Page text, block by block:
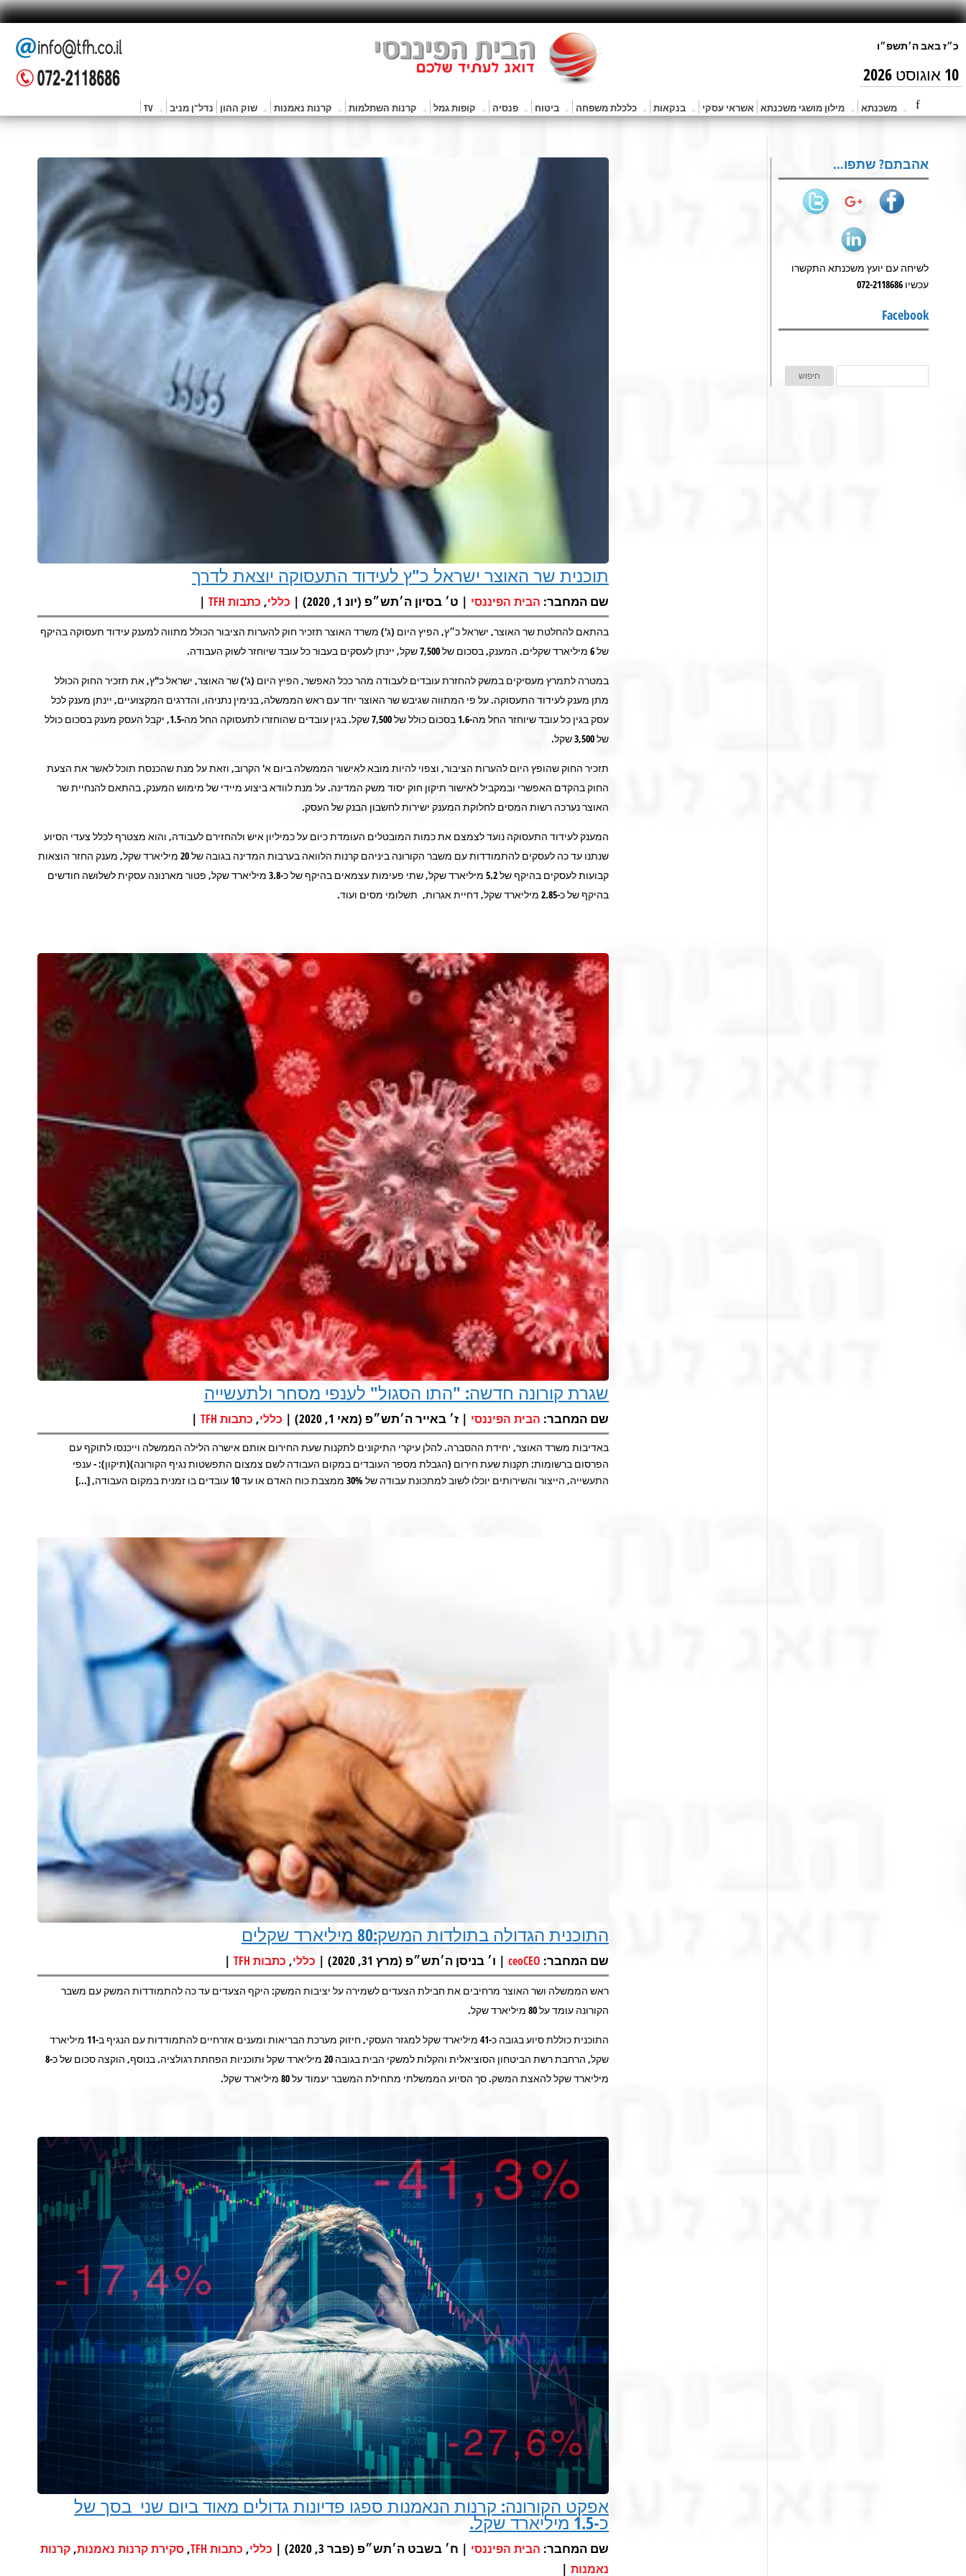
10 אוגוסט 2026
משכנתא מילון מושגי משכנתא אשראי עסקי בנקאות כלכלת משפחה ביטוח פנסיה קופות גמל קרנות השתלמות קרנות נאמנות שוק ההון נדל"ן מניב TV
תוכנית שר האוצר ישראל כ"ץ לעידוד התעסוקה יוצאת לדרך
שם המחבר: הבית הפיננסי | ט׳ בסיון ה׳תש״פ (יונ 1, 2020) | כללי, כתבות TFH |
בהתאם להחלטת שר האוצר, ישראל כ״ץ, הפיץ היום (ג') משרד האוצר תזכיר חוק להערות הציבור הכולל מתווה למענק עידוד תעסוקה בהיקף
של 6 מיליארד שקלים. המענק, בסכום של 7,500 שקל, יינתן לעסקים בעבור כל עובד שיוחזר לשוק העבודה.
במטרה לתמרץ מעסיקים במשק להחזרת עובדים לעבודה מהר ככל האפשר, הפיץ היום (ג') שר האוצר, ישראל כ"ץ, את תזכיר החוק הכולל
מתן מענק לעידוד התעסוקה. על פי המתווה שגיבש שר האוצר יחד עם ראש הממשלה, בנימין נתניהו, והדרגים המקצועיים, יינתן מענק לכל
עסק בגין כל עובד שיוחזר החל מה-1.6 בסכום כולל של 7,500 שקל. בגין עובדים שהוחזרו לתעסוקה החל מה-1.5, יקבל העסק מענק בסכום כולל
של 3,500 שקל.
תזכיר החוק שהופץ היום להערות הציבור, וצפוי להיות מובא לאישור הממשלה ביום א' הקרוב, וזאת על מנת שהכנסת תוכל לאשר את הצעת
החוק בהקדם האפשרי ובמקביל לאישור תיקון חוק יסוד משק המדינה. על מנת לוודא ביצוע מיידי של מימוש המענק, בהתאם להנחיית שר
האוצר נערכה רשות המסים לחלוקת המענק ישירות לחשבון הבנק של העסק.
המענק לעידוד התעסוקה נועד לצמצם את כמות המובטלים העומדת כיום על כמיליון איש ולהחזירם לעבודה, והוא מצטרף לכלל צעדי הסיוע
שנתנו עד כה לעסקים להתמודדות עם משבר הקורונה ביניהם קרנות הלוואה בערבות המדינה בגובה של 20 מיליארד שקל, מענק החזר הוצאות
קבועות לעסקים בהיקף של 5.2 מיליארד שקל, שתי פעימות עצמאים בהיקף של כ-3.8 מיליארד שקל, פטור מארנונה עסקית לשלושה חודשים
בהיקף של כ-2.85 מיליארד שקל, דחיית אגרות, תשלומי מסים ועוד.
שגרת קורונה חדשה: "התו הסגול" לענפי מסחר ולתעשייה
שם המחבר: הבית הפיננסי | ז׳ באייר ה׳תש״פ (מאי 1, 2020) | כללי, כתבות TFH |
באדיבות משרד האוצר, יחידת ההסברה. להלן עיקרי התיקונים לתקנות שעת החירום אותם אישרה הלילה הממשלה וייכנסו לתוקף עם
הפרסום ברשומות: תקנות שעת חירום (הגבלת מספר העובדים במקום העבודה לשם צמצום התפשטות נגיף הקורונה)(תיקון): - ענפי
התעשייה, הייצור והשירותים יוכלו לשוב למתכונת עבודה של 30% ממצבת כוח האדם או עד 10 עובדים בו זמנית במקום העבודה, [...]
התוכנית הגדולה בתולדות המשק:80 מיליארד שקלים
שם המחבר: ceoCEO | ו׳ בניסן ה׳תש״פ (מרץ 31, 2020) | כללי, כתבות TFH |
ראש הממשלה ושר האוצר מרחיבים את חבילת הצעדים לשמירה על יציבות המשק: היקף הצעדים עד כה להתמודדות המשק עם משבר
הקורונה עומד על 80 מיליארד שקל.
התוכנית כוללת סיוע בגובה כ-41 מיליארד שקל למגזר העסקי, חיזוק מערכת הבריאות ומענים אזרחיים להתמודדות עם הנגיף ב-11 מיליארד
שקל, הרחבת רשת הביטחון הסוציאלית והקלות למשקי הבית בגובה 20 מיליארד שקל ותוכניות הפחתת רגולציה. בנוסף, הוקצה סכום של כ-8
מיליארד שקל להאצת המשק. סך הסיוע הממשלתי מתחילת המשבר יעמוד על 80 מיליארד שקל.
אפקט הקורונה: קרנות הנאמנות ספגו פדיונות גדולים מאוד ביום שני בסך של
כ-1.5 מיליארד שקל.
שם המחבר: הבית הפיננסי | ח׳ בשבט ה׳תש״פ (פבר 3, 2020) | כללי, כתבות TFH , סקירת קרנות נאמנות, קרנות
נאמנות |
אהבתם? שתפו…
לשיחה עם יועץ משכנתא התקשרו
עכשיו 072-2118686
Facebook